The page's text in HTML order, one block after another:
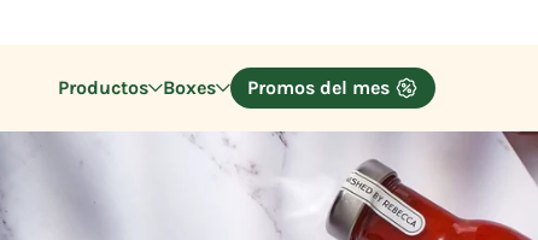
Productos Boxes Promos del mes